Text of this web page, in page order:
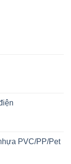
PVC/PP/Pet